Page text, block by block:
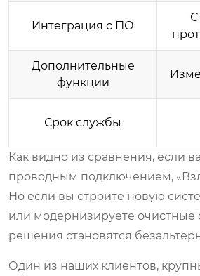
Интеграция с ПО
Дополнительные
функции
Срок службы
Как видно из сравнения, если
проводным подключением,
Но если вы строите новую
или модернизируете очистные
решения становятся
Один из наших клиентов,